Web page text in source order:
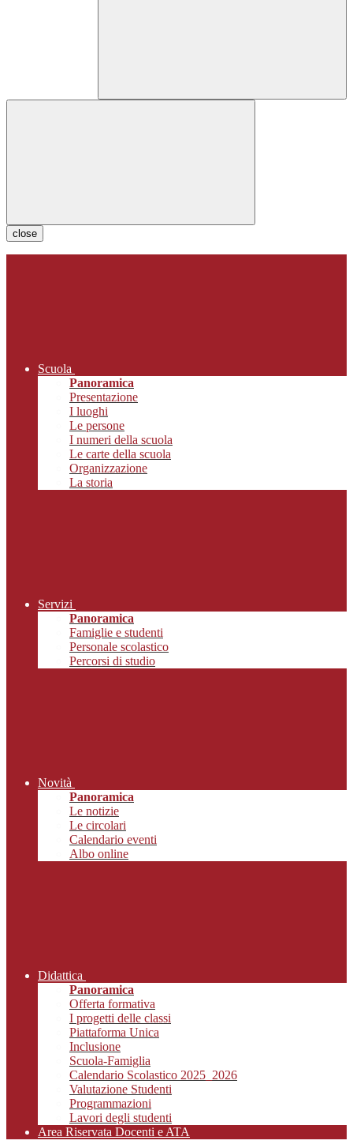
close
Scuola
Panoramica
Presentazione
I luoghi
Le persone
I numeri della scuola
Le carte della scuola
Organizzazione
La storia
Servizi
Panoramica
Famiglie e studenti
Personale scolastico
Percorsi di studio
Novità
Panoramica
Le notizie
Le circolari
Calendario eventi
Albo online
Didattica
Panoramica
Offerta formativa
I progetti delle classi
Piattaforma Unica
Inclusione
Scuola-Famiglia
Calendario Scolastico 2025_2026
Valutazione Studenti
Programmazioni
Lavori degli studenti
Area Riservata Docenti e ATA